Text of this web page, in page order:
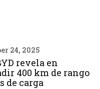
24, 2025
revela en
400 km de rango
de carga